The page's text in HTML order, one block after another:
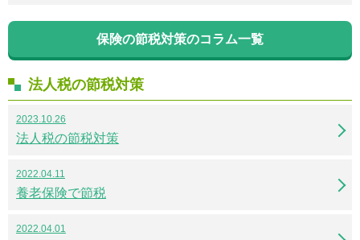
保険の節税対策のコラム一覧
法人税の節税対策
2023.10.26
法人税の節税対策
2022.04.11
養老保険で節税
2022.04.01